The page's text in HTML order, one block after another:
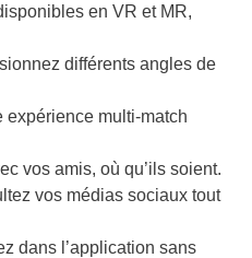
en VR et MR,
différents angles de
expérience multi-match
vos amis, où qu’ils soient.
vos médias sociaux tout
dans l’application sans